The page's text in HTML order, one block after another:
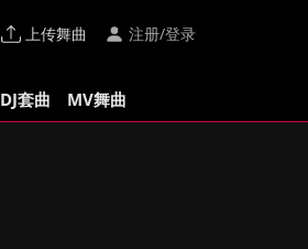
上传舞曲 注册/登录
DJ套曲 MV舞曲